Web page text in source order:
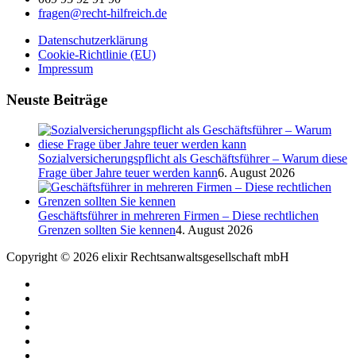
fragen@recht-hilfreich.de
Datenschutzerklärung
Cookie-Richtlinie (EU)
Impressum
Neuste Beiträge
Sozialversicherungspflicht als Geschäftsführer – Warum diese
Frage über Jahre teuer werden kann6. August 2026
Geschäftsführer in mehreren Firmen – Diese rechtlichen
Grenzen sollten Sie kennen4. August 2026
Copyright © 2026 elixir Rechtsanwaltsgesellschaft mbH